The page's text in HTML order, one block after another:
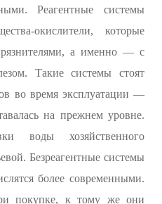
Реагентные системы
окислители, которые
а именно — с
Такие системы стоят
во время эксплуатации —
на прежнем уровне.
воды хозяйственного
Безреагентные системы
более современными.
покупке, к тому же они